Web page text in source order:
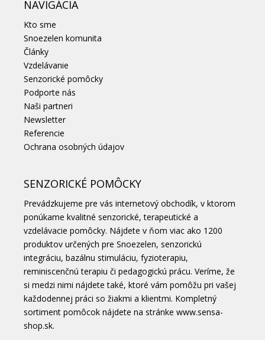
NAVIGÁCIA
Kto sme
Snoezelen komunita
Články
Vzdelávanie
Senzorické pomôcky
Podporte nás
Naši partneri
Newsletter
Referencie
Ochrana osobných údajov
SENZORICKÉ POMÔCKY
Prevádzkujeme pre vás internetový obchodík, v ktorom
ponúkame kvalitné senzorické, terapeutické a
vzdelávacie pomôcky. Nájdete v ňom viac ako 1200
produktov určených pre Snoezelen, senzorickú
integráciu, bazálnu stimuláciu, fyzioterapiu,
reminiscenčnú terapiu či pedagogickú prácu. Veríme, že
si medzi nimi nájdete také, ktoré vám pomôžu pri vašej
každodennej práci so žiakmi a klientmi. Kompletný
sortiment pomôcok nájdete na stránke www.sensa-
shop.sk.